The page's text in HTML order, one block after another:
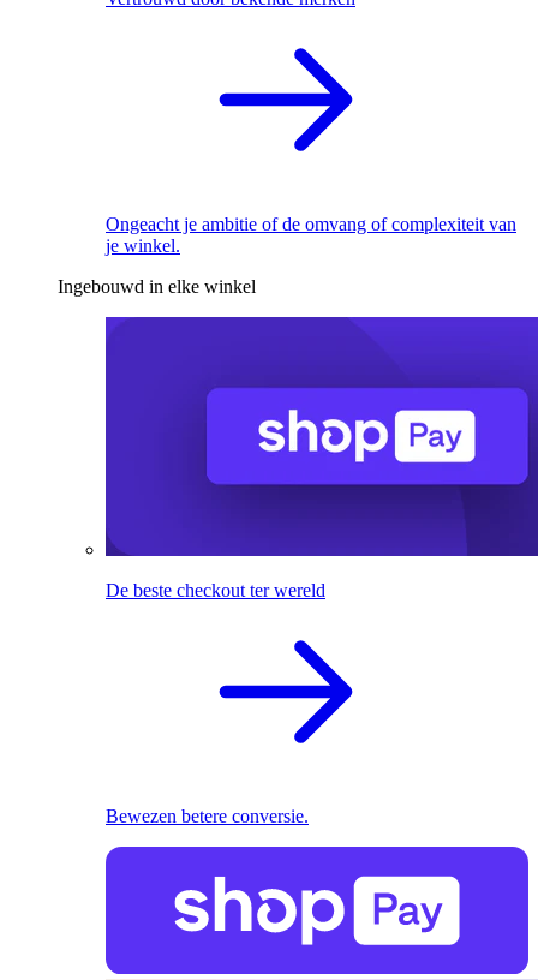
Ongeacht je ambitie of de omvang of complexiteit van
je winkel.
Ingebouwd in elke winkel
De beste checkout ter wereld
Bewezen betere conversie.